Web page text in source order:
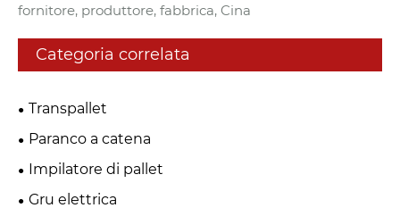
fornitore, produttore, fabbrica, Cina
Categoria correlata
Transpallet
Paranco a catena
Impilatore di pallet
Gru elettrica